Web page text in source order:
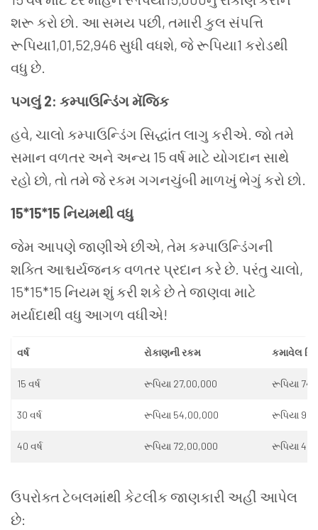
શરૂ કરો છો. આ સમય પછી, તમારી કુલ સંપત્તિ
રૂપિયા1,01,52,946 સુધી વધશે, જે રૂપિયા1 કરોડથી
વધુ છે.
પગલું 2: કમ્પાઉન્ડિંગ મૅજિક
હવે, ચાલો કમ્પાઉન્ડિંગ સિદ્ધાંત લાગુ કરીએ. જો તમે
સમાન વળતર અને અન્ય 15 વર્ષ માટે યોગદાન સાથે
રહો છો, તો તમે જે રકમ ગગનચુંબી માળખું ભેગું કરો છો.
15*15*15 નિયમથી વધુ
જેમ આપણે જાણીએ છીએ, તેમ કમ્પાઉન્ડિંગની
શક્તિ આશ્ચર્યજનક વળતર પ્રદાન કરે છે. પરંતુ ચાલો,
15*15*15 નિયમ શું કરી શકે છે તે જાણવા માટે
મર્યાદાથી વધુ આગળ વધીએ!
વર્ષ રોકાણની રકમ કમાવેલ
15 વર્ષ રૂપિયા 27,00,000 રૂપિયા
30 વર્ષ રૂપિયા 54,00,000 રૂપિયા
40 વર્ષ રૂપિયા 72,00,000 રૂપિયા
ઉપરોક્ત ટેબલમાંથી કેટલીક જાણકારી અહીં આપેલ
છે: